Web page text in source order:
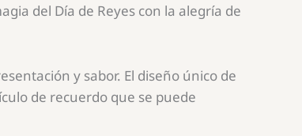
del Día de Reyes con la alegría de
y sabor. El diseño único de
de recuerdo que se puede